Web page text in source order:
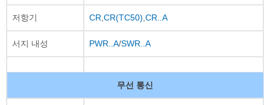
저항기 CR CR(TC50) CR..A
서지 내성 PWR..A/SWR..A
무선 통신